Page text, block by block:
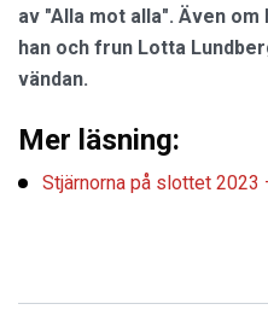
av "Alla mot alla". Även
han och frun Lotta
vändan.
Mer läsning:
Stjärnorna på slottet 2023